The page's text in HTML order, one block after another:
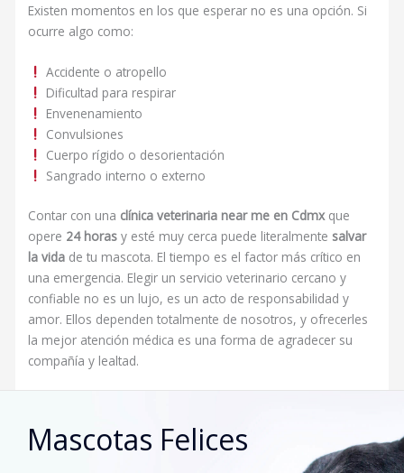
Existen momentos en los que esperar no es una opción. Si
ocurre algo como:
Accidente o atropello
Dificultad para respirar
Envenenamiento
Convulsiones
Cuerpo rígido o desorientación
Sangrado interno o externo
Contar con una clínica veterinaria near me en Cdmxque
opere 24 horas y esté muy cerca puede literalmente salvar
la vida de tu mascota. El tiempo es el factor más crítico en
una emergencia. Elegir un servicio veterinario cercano y
confiable no es un lujo, es un acto de responsabilidad y
amor. Ellos dependen totalmente de nosotros, y ofrecerles
la mejor atención médica es una forma de agradecer su
compañía y lealtad.
Mascotas Felices